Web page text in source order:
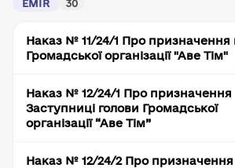
EMIR 30
Наказ № 11/24/1 Про призначення
Громадської організації "Аве Тім"
Наказ № 12/24/1 Про призначення
Заступниці голови Громадської
організації “Аве Тім”
Наказ № 12/24/2 Про призначення